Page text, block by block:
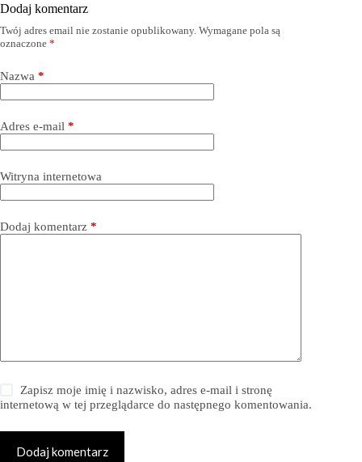
Dodaj komentarz
Twój adres email nie zostanie opublikowany. Wymagane pola są
oznaczone *
Nazwa *
Adres e-mail *
Witryna internetowa
Dodaj komentarz *
Zapisz moje imię i nazwisko, adres e-mail i stronę
internetową w tej przeglądarce do następnego komentowania.
Dodaj komentarz